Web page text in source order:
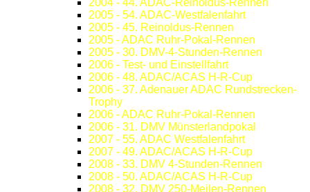
2005 - 54. ADAC-Westfalenfahrt
2005 - 45. Reinoldus-Rennen
2005 - ADAC Ruhr-Pokal-Rennen
2005 - 30. DMV-4-Stunden-Rennen
2006 - Test- und Einstellfahrt
2006 - 48. ADAC/ACAS H-R-Cup
2006 - 37. Adenauer ADAC Rundstrecken-
Trophy
2006 - ADAC Ruhr-Pokal-Rennen
2006 - 31. DMV Münsterlandpokal
2007 - 55. ADAC Westfalenfahrt
2007 - 49. ADAC/ACAS H-R-Cup
2008 - 33. DMV 4-Stunden-Rennen
2008 - 50. ADAC/ACAS H-R-Cup
2008 - 32. DMV 250-Meilen-Rennen